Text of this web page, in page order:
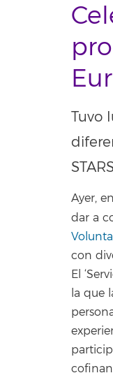
Tuvo
Ayer,
dar a
con
El
la que